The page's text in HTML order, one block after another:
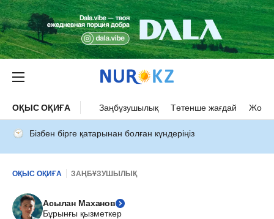
ОҚЫС ОҚИҒА Заңбұзушылық Төтенше жағдай Жол
Бізбен бірге қатарынан болған күндеріңіз
ОҚЫС ОҚИҒА ЗАҢБҰЗУШЫЛЫҚ
Асылан Маханов
Бұрынғы қызметкер